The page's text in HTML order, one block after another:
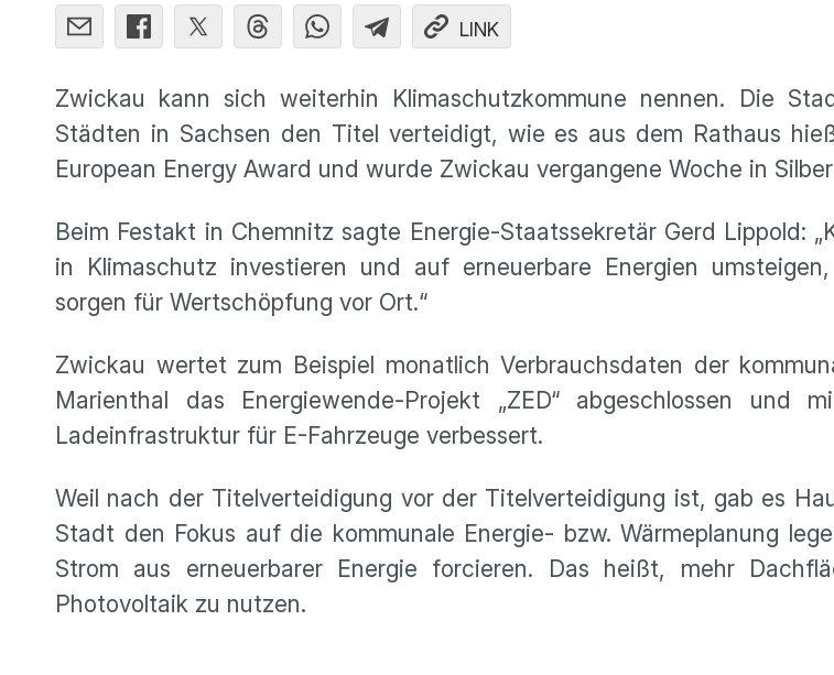
LINK
Zwickau kann sich weiterhin Klimaschutzkommune nennen. Die
Städten in Sachsen den Titel verteidigt, wie es aus dem Rathaus
European Energy Award und wurde Zwickau vergangene Woche in
Beim Festakt in Chemnitz sagte Energie-Staatssekretär Gerd Lippold:
in Klimaschutz investieren und auf erneuerbare Energien
sorgen für Wertschöpfung vor Ort.“
Zwickau wertet zum Beispiel monatlich Verbrauchsdaten der
Marienthal das Energiewende-Projekt „ZED“ abgeschlossen und
Ladeinfrastruktur für E-Fahrzeuge verbessert.
Weil nach der Titelverteidigung vor der Titelverteidigung ist, gab es
Stadt den Fokus auf die kommunale Energie- bzw. Wärmeplanung
Strom aus erneuerbarer Energie forcieren. Das heißt, mehr
Photovoltaik zu nutzen.